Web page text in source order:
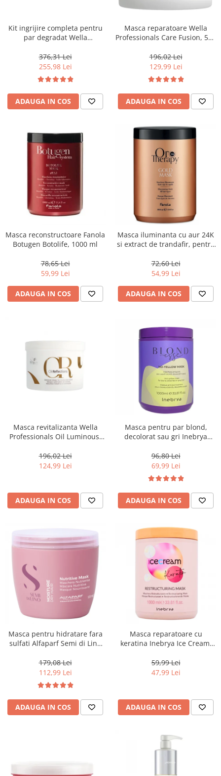
Kit ingrijire completa pentru
par degradat Wella
Salon Size
376,31 Lei
255,98 Lei
ADAUGA IN COS
Masca reparatoare Wella
Professionals Care Fusion, 500
196,02 Lei
129,99 Lei
ADAUGA IN COS
Masca reconstructoare Fanola
Botugen Botolife, 1000 ml
78,65 Lei
59,99 Lei
ADAUGA IN COS
Masca iluminanta cu aur 24K
si extract de trandafir, pentru
Oro Therapy, 1000 ml
72,60 Lei
54,99 Lei
ADAUGA IN COS
Masca revitalizanta Wella
Professionals Oil Luminous,
196,02 Lei
124,99 Lei
ADAUGA IN COS
Masca pentru par blond,
decolorat sau gri Inebrya
96,80 Lei
69,99 Lei
ADAUGA IN COS
Masca pentru hidratare fara
sulfati Alfaparf Semi di Lino
ml
179,08 Lei
112,99 Lei
ADAUGA IN COS
Masca reparatoare cu
keratina Inebrya Ice Cream,
59,99 Lei
47,99 Lei
ADAUGA IN COS